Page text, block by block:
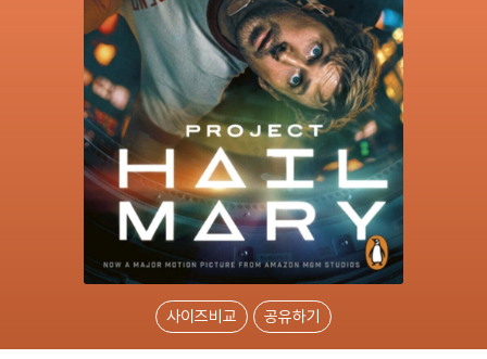
사이즈비교 공유하기